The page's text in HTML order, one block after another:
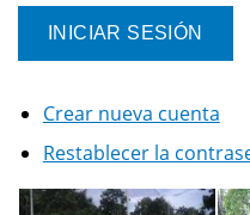
Crear nueva cuenta
Restablecer la